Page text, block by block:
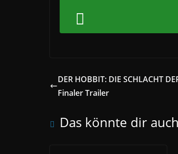
DER HOBBIT: DIE SCHLACHT
Finaler Trailer
Das könnte dir